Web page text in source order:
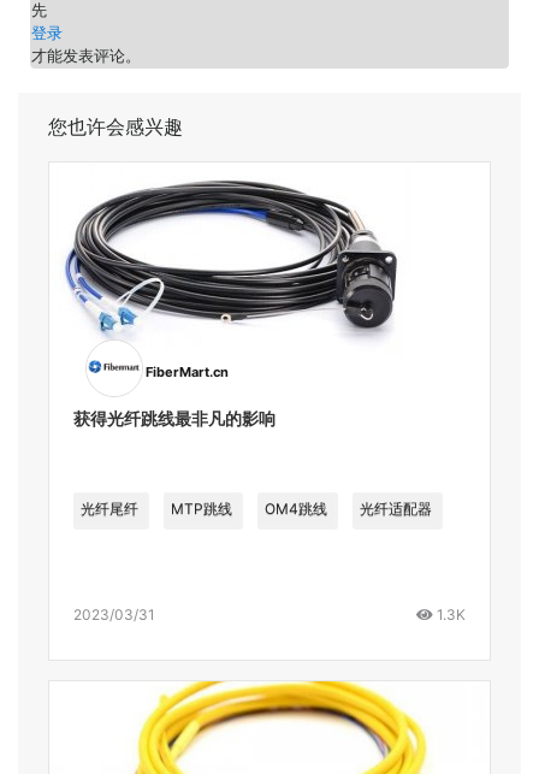
先
登录
才能发表评论。
您也许会感兴趣
FiberMart.cn
获得光纤跳线最非凡的影响
光纤尾纤 MTP跳线 OM4跳线 光纤适配器
2023/03/31 1.3K